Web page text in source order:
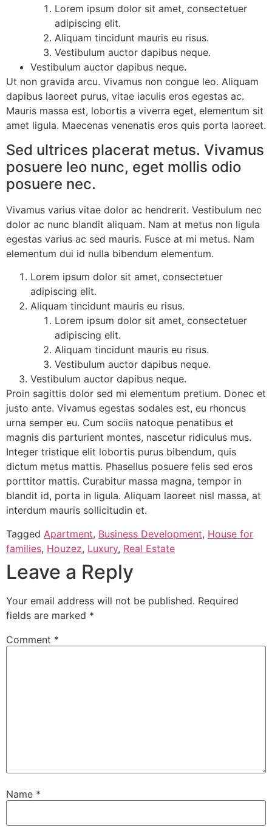
Lorem ipsum dolor sit amet, consectetuer
adipiscing elit.
Aliquam tincidunt mauris eu risus.
Vestibulum auctor dapibus neque.
Vestibulum auctor dapibus neque.
Ut non gravida arcu. Vivamus non congue leo. Aliquam
dapibus laoreet purus, vitae iaculis eros egestas ac.
Mauris massa est, lobortis a viverra eget, elementum sit
amet ligula. Maecenas venenatis eros quis porta laoreet.
Sed ultrices placerat metus. Vivamus
posuere leo nunc, eget mollis odio
posuere nec.
Vivamus varius vitae dolor ac hendrerit. Vestibulum nec
dolor ac nunc blandit aliquam. Nam at metus non ligula
egestas varius ac sed mauris. Fusce at mi metus. Nam
elementum dui id nulla bibendum elementum.
Lorem ipsum dolor sit amet, consectetuer
adipiscing elit.
Aliquam tincidunt mauris eu risus.
Lorem ipsum dolor sit amet, consectetuer
adipiscing elit.
Aliquam tincidunt mauris eu risus.
Vestibulum auctor dapibus neque.
Vestibulum auctor dapibus neque.
Proin sagittis dolor sed mi elementum pretium. Donec et
justo ante. Vivamus egestas sodales est, eu rhoncus
urna semper eu. Cum sociis natoque penatibus et
magnis dis parturient montes, nascetur ridiculus mus.
Integer tristique elit lobortis purus bibendum, quis
dictum metus mattis. Phasellus posuere felis sed eros
porttitor mattis. Curabitur massa magna, tempor in
blandit id, porta in ligula. Aliquam laoreet nisl massa, at
interdum mauris sollicitudin et.
Tagged Apartment, Business Development, House for
families, Houzez, Luxury, Real Estate
Leave a Reply
Your email address will not be published. Required
fields are marked *
Comment *
Name *